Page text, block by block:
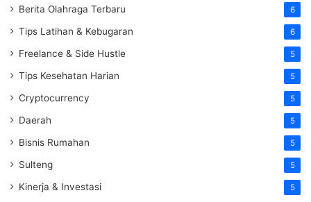
Berita Olahraga Terbaru 6
Tips Latihan & Kebugaran 6
Freelance & Side Hustle 5
Tips Kesehatan Harian 5
Cryptocurrency 5
Daerah 5
Bisnis Rumahan 5
Sulteng 5
Kinerja & Investasi 5